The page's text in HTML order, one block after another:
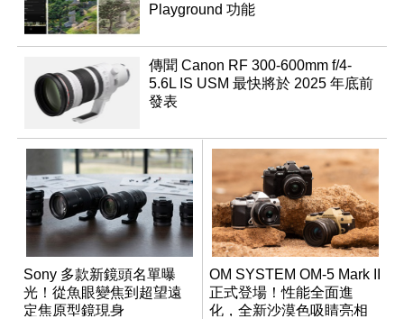
Playground 功能
傳聞 Canon RF 300-600mm f/4-
5.6L IS USM 最快將於 2025 年底前
發表
Sony 多款新鏡頭名單曝
光！從魚眼變焦到超望遠
定焦原型鏡現身
OM SYSTEM OM-5 Mark II
正式登場！性能全面進
化，全新沙漠色吸睛亮相